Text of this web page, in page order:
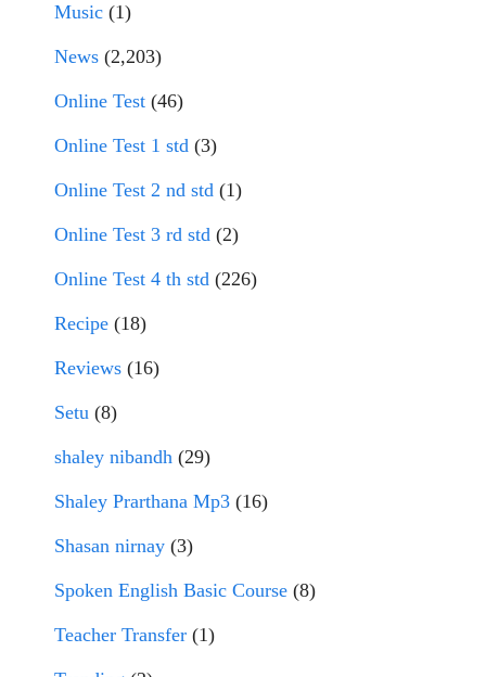
Music (1)
News (2,203)
Online Test (46)
Online Test 1 std (3)
Online Test 2 nd std (1)
Online Test 3 rd std (2)
Online Test 4 th std (226)
Recipe (18)
Reviews (16)
Setu (8)
shaley nibandh (29)
Shaley Prarthana Mp3 (16)
Shasan nirnay (3)
Spoken English Basic Course (8)
Teacher Transfer (1)